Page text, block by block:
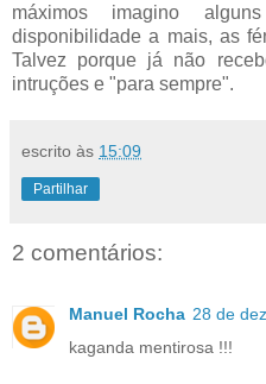
máximos imagino
disponibilidade a mais, as
Talvez porque já não
intruções e "para sempre".
escrito às 15:09
Partilhar
2 comentários:
Manuel Rocha 28 de
kaganda mentirosa !!!